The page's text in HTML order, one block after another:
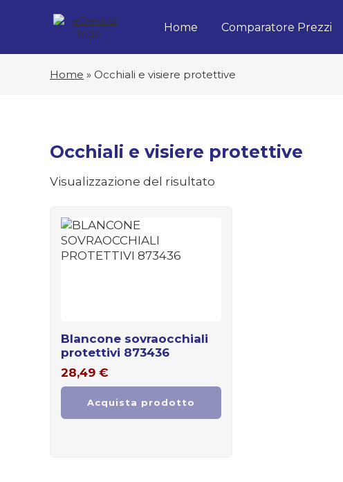
Home Comparatore Prezzi
Home » Occhiali e visiere protettive
Occhiali e visiere protettive
Visualizzazione del risultato
blancone sovraocchiali
protettivi 873436
28,49 €
Acquista prodotto